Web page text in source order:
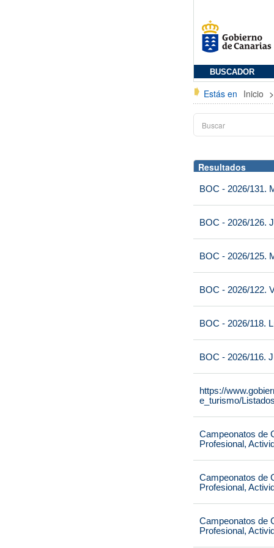
BUSCADOR
Estás en Inicio
Resultados
BOC - 2026/131.
BOC - 2026/126.
BOC - 2026/125.
BOC - 2026/122.
BOC - 2026/118.
BOC - 2026/116.
https://
e_turismo/
Campeonatos de
Profesional,
Campeonatos de
Profesional,
Campeonatos de
Profesional,